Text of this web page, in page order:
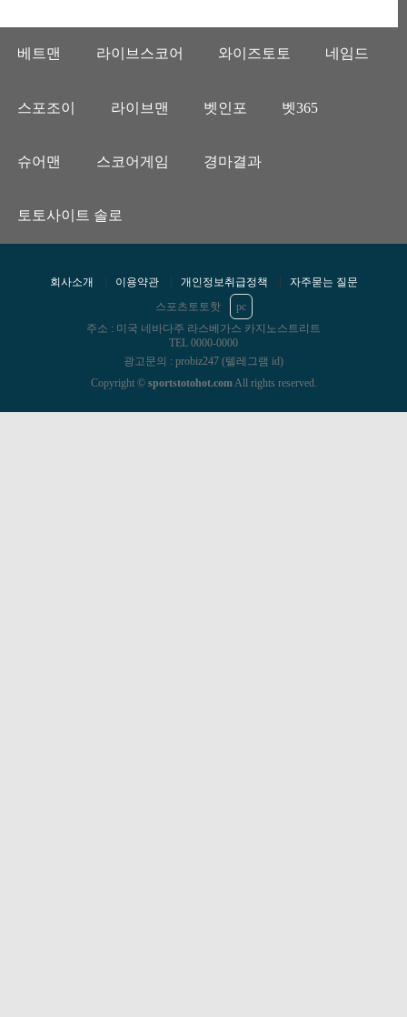
베트맨 라이브스코어 와이즈토토 네임드
스포조이 라이브맨 벳인포 벳365
슈어맨 스코어게임 경마결과
토토사이트 솔로
회사소개 이용약관 개인정보취급정책
자주묻는 질문
스포츠토토핫
pc
주소 : 미국 네바다주 라스베가스 카지노스트리트
TEL 0000-0000
광고문의 : probiz247 (텔레그램 id)
Copyright © sportstotohot.comAll rights reserved.